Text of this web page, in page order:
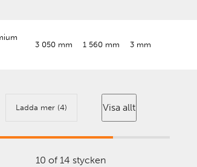
3 050 mm 1 560 mm 3 mm
Ladda mer (4) Visa allt
10 of 14 stycken